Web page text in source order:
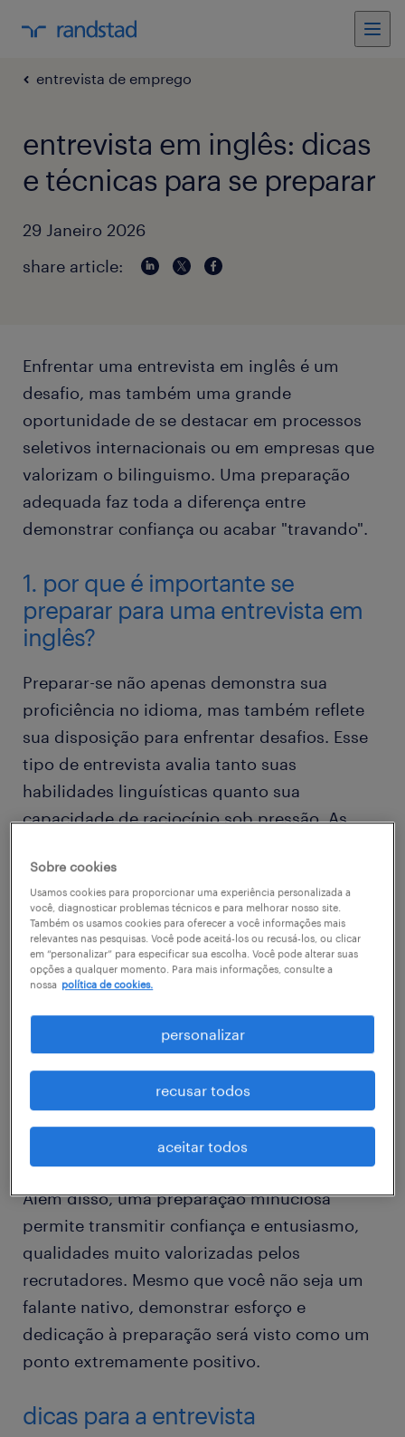
entrevista de emprego
entrevista em inglês: dicas
e técnicas para se preparar
29 Janeiro 2026
share article:
Enfrentar uma entrevista em inglês é um
desafio, mas também uma grande
oportunidade de se destacar em processos
seletivos internacionais ou em empresas que
valorizam o bilinguismo. Uma preparação
adequada faz toda a diferença entre
demonstrar confiança ou acabar "travando".
1. por que é importante se
preparar para uma entrevista em
inglês?
Preparar-se não apenas demonstra sua
proficiência no idioma, mas também reflete
sua disposição para enfrentar desafios. Esse
tipo de entrevista avalia tanto suas
habilidades linguísticas quanto sua
capacidade de raciocínio sob pressão. As
prosperar em ambientes de trabalho
multiculturais.
A antecipação reduz significativamente o
nervosismo. Com treino, você estruturará
preciso e evitará erros comuns, como
literais de expressões do português. Lembre-
se: cada detalhe conta, desde o tom de voz
até a linguagem corporal.
Além disso, uma preparação minuciosa
permite transmitir confiança e entusiasmo,
qualidades muito valorizadas pelos
recrutadores. Mesmo que você não seja um
falante nativo, demonstrar esforço e
dedicação à preparação será visto como um
ponto extremamente positivo.
dicas para a entrevista
Sobre cookies
Usamos cookies para proporcionar uma experiência personalizada a
você, diagnosticar problemas técnicos e para melhorar nosso site.
Também os usamos cookies para oferecer a você informações mais
relevantes nas pesquisas. Você pode aceitá-los ou recusá-los, ou clicar
em “personalizar” para especificar sua escolha. Você pode alterar suas
opções a qualquer momento. Para mais informações, consulte a
nossa política de cookies.
personalizar
recusar todos
aceitar todos